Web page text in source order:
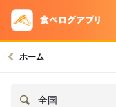
ホーム
全国